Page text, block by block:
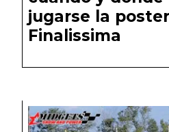
jugarse la
Finalissima